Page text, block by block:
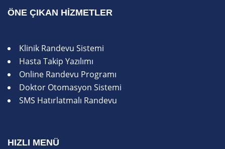
ÖNE ÇIKAN HIZMETLER
Klinik Randevu Sistemi
Hasta Takip Yazılımı
Online Randevu Programı
Doktor Otomasyon Sistemi
SMS Hatırlatmalı Randevu
HIZLI MENÜ